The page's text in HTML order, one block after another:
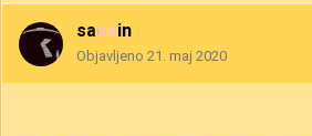
saosin
Objavljeno 21. maj 2020